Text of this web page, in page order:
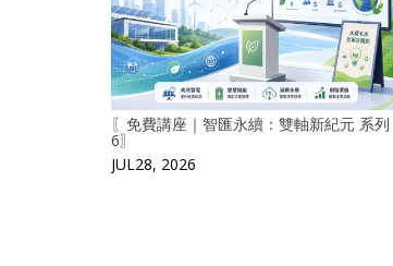
〖免費講座｜智匯永續：雙軸新紀元 系列
6〗
JUL28, 2026